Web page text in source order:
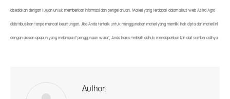
disediakan dengan tujuan untuk memberikan informasi dan pengetahuan. Materi yang terdapat dalam situs web Astra Agro
didistribusikan tanpa mencari keuntungan. Jika Anda tertarik untuk menggunakan materi yang memiliki hak cipta dari materi ini
dengan alasan apapun yang melampaui ‘penggunaan wajar’, Anda harus terlebih dahulu mendapatkan izin dari sumber aslinya
Author: